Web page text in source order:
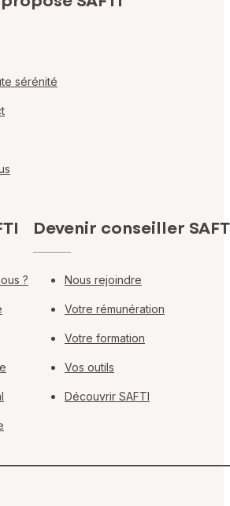
sérénité
?
Devenir conseiller
Nous rejoindre
Votre rémunération
Votre formation
Vos outils
Découvrir SAFTI